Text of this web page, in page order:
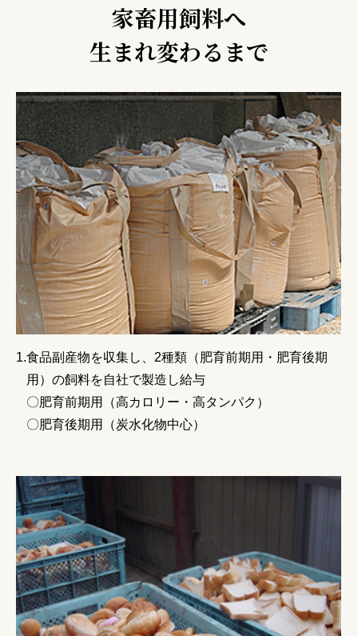
家畜用飼料へ
生まれ変わるまで
食品副産物を収集し、2種類（肥育前期用・肥育後期
用）の飼料を自社で製造し給与
〇肥育前期用（高カロリー・高タンパク）
〇肥育後期用（炭水化物中心）